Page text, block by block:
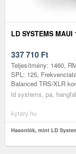
LD SYSTEMS MAUI
337 710 Ft
Teljesítmény: 1460,
SPL: 125,
Balanced TRS/XLR
ld systems, pa,
kytary.hu
Hasonlók, mint LD